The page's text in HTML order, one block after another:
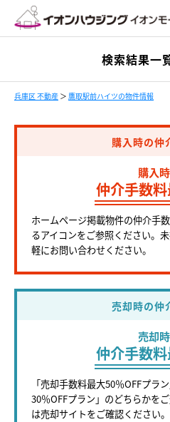
検索結果一
兵庫区 不動産 ＞ 鷹取駅前ハイツの物件情報
購入時の仲
購入
仲介手数
ホームページ掲載物件の仲介手
るアイコンをご参照ください。
軽にお問い合わせください。
売却時の仲
売却
仲介手数
「売却手数料最大50％OFFプラ
30％OFFプラン」のどちらかを
は売却サイトをご確認ください。